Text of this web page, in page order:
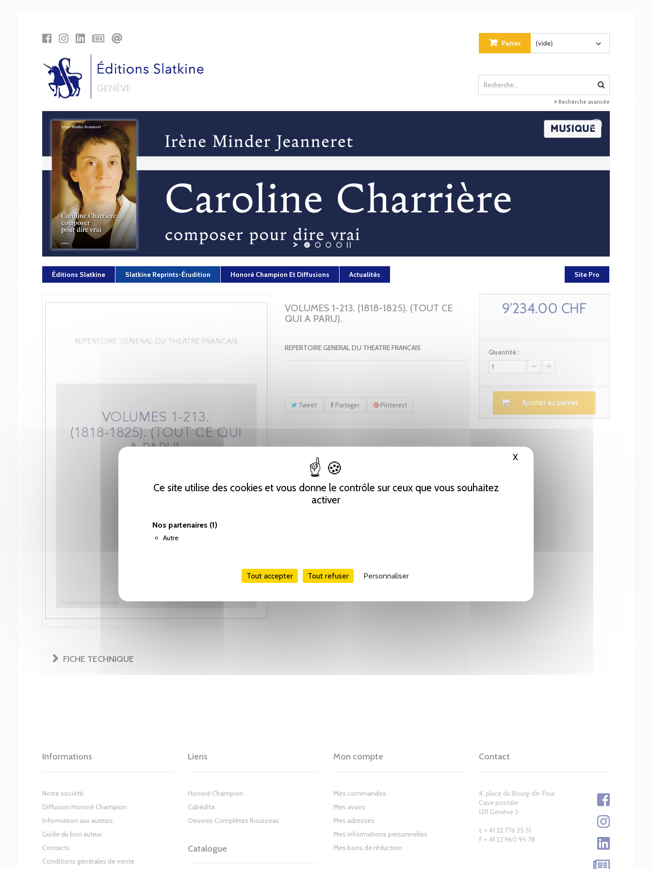
Ce site utilise des cookies et vous donne le contrôle sur ceux que vous souhaitez
activer
Nos partenaires (1)
Autre
Tout accepter Tout refuser Personnaliser
X Masquer le bandeau des cookies
Panier (vide)
Recherche avancée
Éditions Slatkine Slatkine Reprints-Érudition Honoré Champion Et Diffusions Actualités Site Pro
VOLUMES 1-213. (1818-1825). (TOUT CE
QUI A PARU).
REPERTOIRE GENERAL DU THEATRE FRANCAIS
Tweet Partager Pinterest
9'234.00 CHF
Quantité :
Ajouter au panier
FICHE TECHNIQUE
Informations
Notre société
Diffusion Honoré Champion
Information aux auteurs
Guide du bon auteur
Contacts
Conditions générales de vente
Liens
Honoré Champion
Cabédita
Oeuvres Complètes Rousseau
Catalogue
Mon compte
Mes commandes
Mes avoirs
Mes adresses
Mes informations personnelles
Mes bons de réduction
Contact
4, place du Bourg-de-Four
Case postale
1211 Genève 3
t: + 41 22 776 25 51
f: + 41 22 960 95 78